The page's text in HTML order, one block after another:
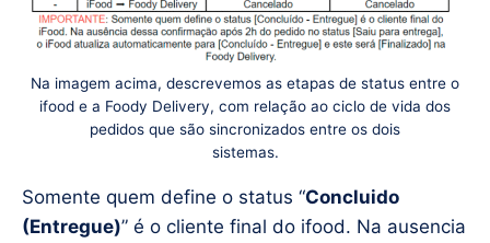
Na imagem acima, descrevemos as etapas de status entre o
ifood e a Foody Delivery, com relação ao ciclo de vida dos
pedidos que são sincronizados entre os dois
sistemas.
Somente quem define o status “Concluido
(Entregue)” é o cliente final do ifood. Na ausencia